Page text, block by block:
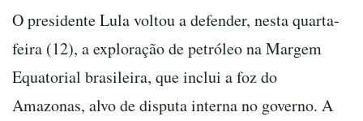
O presidente Lula voltou a defender, nesta quarta-
feira (12), a exploração de petróleo na Margem
Equatorial brasileira, que inclui a foz do
Amazonas, alvo de disputa interna no governo. A